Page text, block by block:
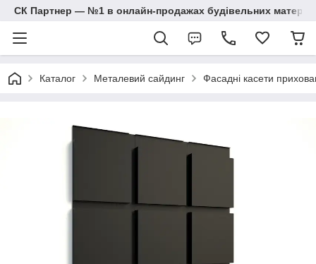
СК Партнер — №1 в онлайн-продажах будівельних
Каталог Металевий сайдинг Фасадні касети